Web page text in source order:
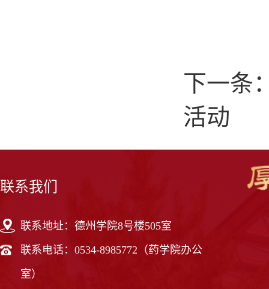
下一条
活动
联系我们
联系地址：德州学院8号楼505室
联系电话：0534-8985772（药学院办公
室）